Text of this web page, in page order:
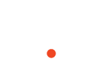
best experience
you accept
is used and
to find out how